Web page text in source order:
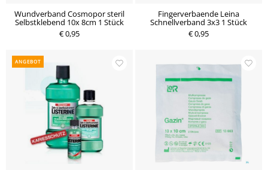
Wundverband Cosmopor steril
Selbstklebend 10x 8cm 1 Stück
€ 0,95
Fingerverbaende Leina
Schnellverband 3x3 1 Stück
€ 0,95
ANGEBOT